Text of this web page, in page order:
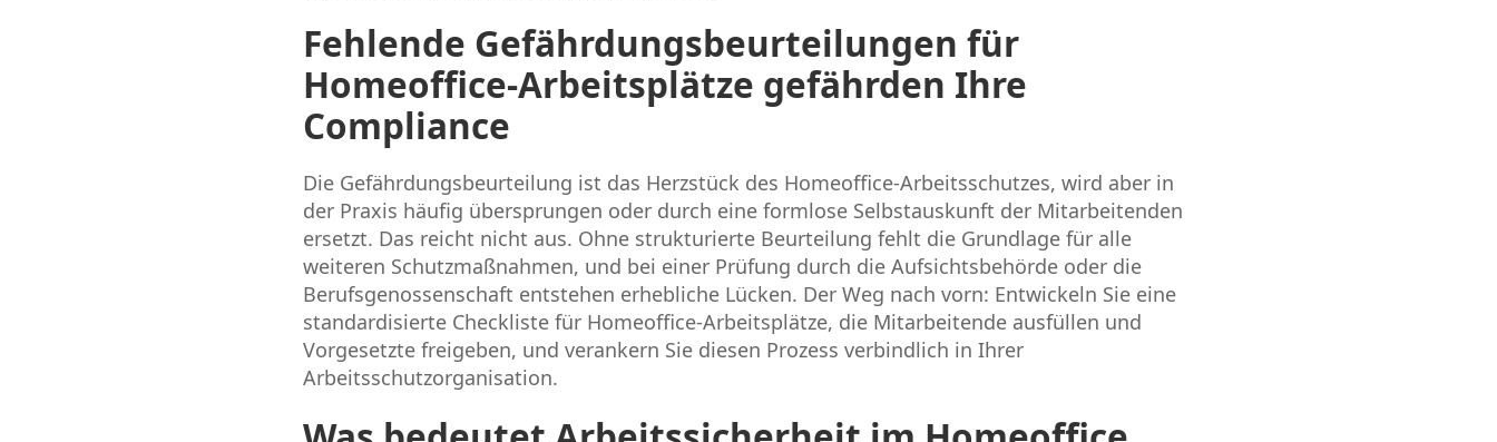
Fehlende Gefährdungsbeurteilungen für
Homeoffice-Arbeitsplätze gefährden Ihre
Compliance
Die Gefährdungsbeurteilung ist das Herzstück des Homeoffice-Arbeitsschutzes, wird aber in
der Praxis häufig übersprungen oder durch eine formlose Selbstauskunft der Mitarbeitenden
ersetzt. Das reicht nicht aus. Ohne strukturierte Beurteilung fehlt die Grundlage für alle
weiteren Schutzmaßnahmen, und bei einer Prüfung durch die Aufsichtsbehörde oder die
Berufsgenossenschaft entstehen erhebliche Lücken. Der Weg nach vorn: Entwickeln Sie eine
standardisierte Checkliste für Homeoffice-Arbeitsplätze, die Mitarbeitende ausfüllen und
Vorgesetzte freigeben, und verankern Sie diesen Prozess verbindlich in Ihrer
Arbeitsschutzorganisation.